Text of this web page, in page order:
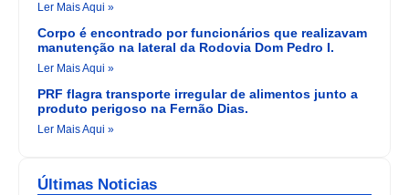
Ler Mais Aqui »
Corpo é encontrado por funcionários que realizavam
manutenção na lateral da Rodovia Dom Pedro I.
Ler Mais Aqui »
PRF flagra transporte irregular de alimentos junto a
produto perigoso na Fernão Dias.
Ler Mais Aqui »
Últimas Noticias